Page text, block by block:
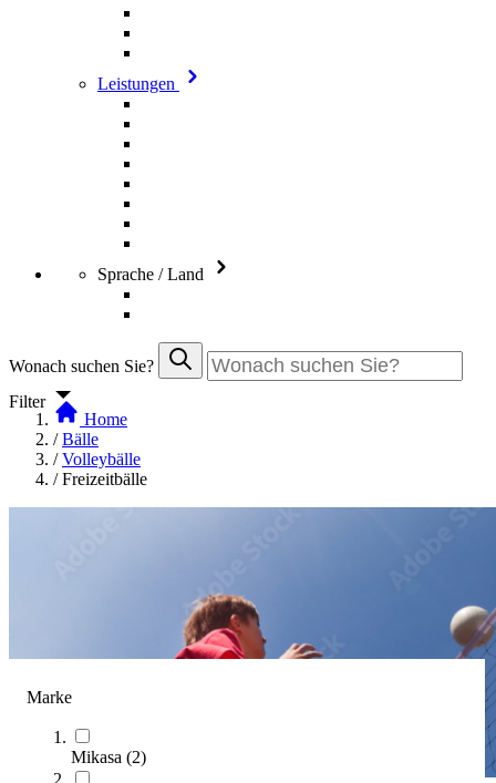
Leistungen
Sprache / Land
Wonach suchen Sie?
Filter
Marke
Mikasa (2)
Home
/ Bälle
/ Volleybälle
/ Freizeitbälle